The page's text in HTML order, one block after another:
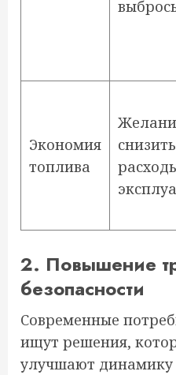
Экономия
топлива
снизить
2. Повышение
безопасности
Современные
ищут решения,
улучшают динамику